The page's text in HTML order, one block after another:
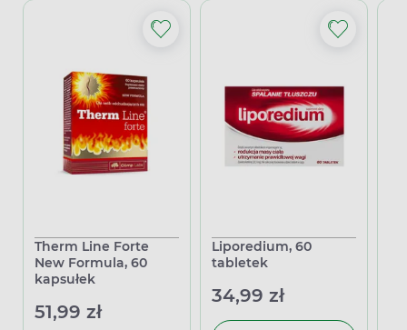
Therm Line Forte
New Formula, 60
kapsułek
51,99 zł
Liporedium, 60
tabletek
34,99 zł